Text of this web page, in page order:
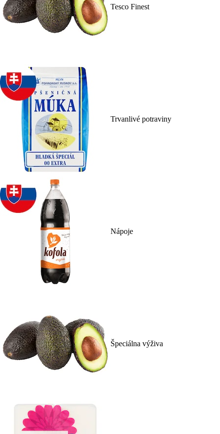
Tesco Finest
Trvanlivé potraviny
Nápoje
Špeciálna výživa